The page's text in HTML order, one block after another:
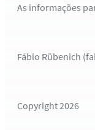
As informações
Fábio Rübenich
Copyright 2026